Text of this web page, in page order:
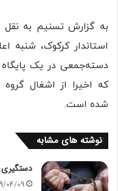
به گزارش تسنیم به نقل
استاندار کرکوک، شنبه
دسته‌جمعی در یک پایگاه
که اخیرا از اشغال
شده است.
نوشته های مشابه
دستگیری ۱۴ تروریست در کرکوک و
04/09